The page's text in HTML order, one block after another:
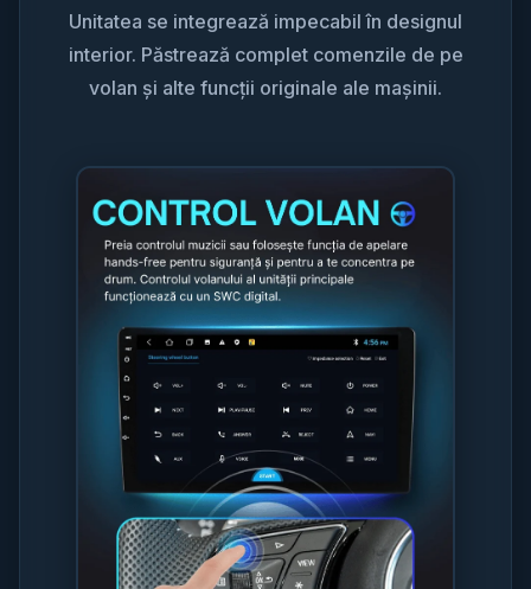
Unitatea se integrează impecabil în designul
interior. Păstrează complet comenzile de pe
volan și alte funcții originale ale mașinii.